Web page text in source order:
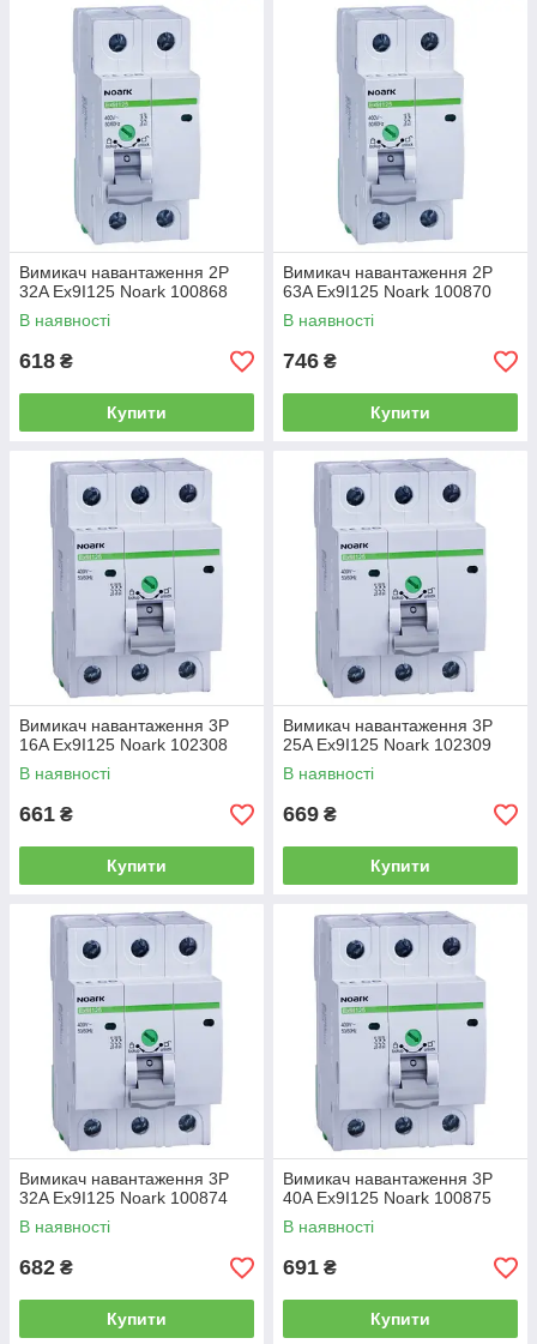
Вимикач навантаження 2P
32A Ex9I125 Noark 100868
В наявності
618 ₴
Купити
Вимикач навантаження 2P
63A Ex9I125 Noark 100870
В наявності
746 ₴
Купити
Вимикач навантаження 3P
16A Ex9I125 Noark 102308
В наявності
661 ₴
Купити
Вимикач навантаження 3P
25A Ex9I125 Noark 102309
В наявності
669 ₴
Купити
Вимикач навантаження 3P
32A Ex9I125 Noark 100874
В наявності
682 ₴
Купити
Вимикач навантаження 3P
40A Ex9I125 Noark 100875
В наявності
691 ₴
Купити